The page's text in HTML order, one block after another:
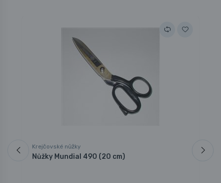
Krejčovské nůžky
Nůžky Mundial 490 (20 cm)